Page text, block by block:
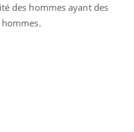
des hommes ayant des